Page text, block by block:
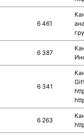
6 461
6 387
6 341
6 263